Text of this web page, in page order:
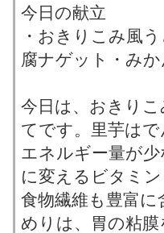
今日の献立
・おきりこみ風
腐ナゲット・み
今日は、おきり
てです。里芋は
エネルギー量が
に変えるビタミ
食物繊維も豊富
めりは、胃の粘